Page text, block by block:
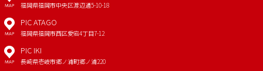
MAP
福岡県福岡市中央区渡辺通5-10-18
MAP
PIC ATAGO
福岡県福岡市西区愛宕4丁目7-12
MAP
PIC IKI
長崎県壱岐市郷ノ浦町郷ノ浦220